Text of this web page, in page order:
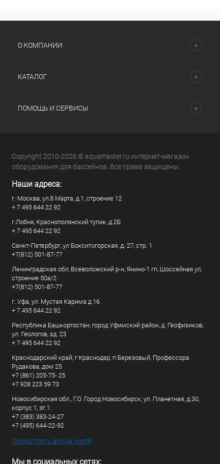
О КОМПАНИИ
КАТАЛОГ
ПОМОЩЬ И СЕРВИСЫ
Copyright 2010-2026 © aquamaster.ru интернет-магазин
оборудования для бассейнов. Все права защищены.
Наши адреса:
г. Москва, ул.8 Марта, д.1, строение 12
+ 7 495 644 22 92
г.Лобня, Краснополянский тупик, д.2Б
+ 7 495 644 22 92
Санкт-Петербург, ул Бокситогорская, д. 27, стр. 1
+7(812) 501-87-77
Ленинградская обл, Всеволожский р-н, Янино-1 гп, Шоссейная ул,
строение 50а/2
+7(812) 501-87-77
г. Уфа, ул. Мустая Карима д.16
+ 7 495 644 22 92
Республика Башкортостан, город Уфимский район, д. Геофизиков,
ул. Геологов, зд. 23
+ 7 495 644 22 92
Краснодарский край, г Краснодар, п Березовый, Профессора
Рудакова, дом 25
+7 (861) 205-75- 25
+7 928 223 59 73
Новосибирская обл., Г.О. Город Новосибирск, ул. Планетная, д.30,
корпус 1, эт.1.
+7 (383) 383-24-27
+7 (495) 644-22-92
Посмотреть все на карте
Мы в социальных сетях: